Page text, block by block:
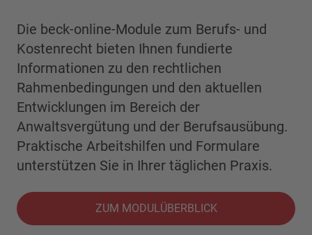
Die beck-online-Module zum Berufs- und
Kostenrecht bieten Ihnen fundierte
Informationen zu den rechtlichen
Rahmenbedingungen und den aktuellen
Entwicklungen im Bereich der
Anwaltsvergütung und der Berufsausübung.
Praktische Arbeitshilfen und Formulare
unterstützen Sie in Ihrer täglichen Praxis.
ZUM MODULÜBERBLICK